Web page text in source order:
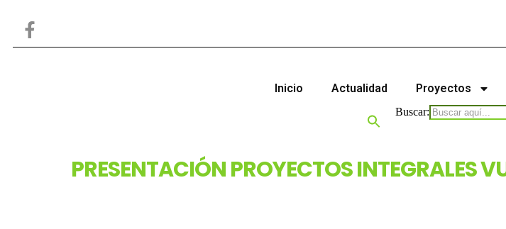
Inicio Actualidad Proyectos
Buscar:
PRESENTACIÓN PROYECTOS INTEGRALES